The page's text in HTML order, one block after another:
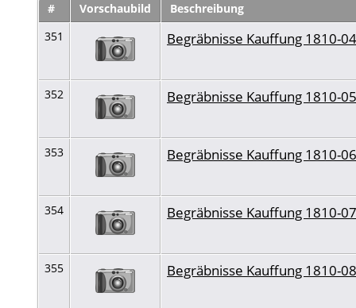
# Vorschaubild Beschreibung
351
Begräbnisse Kauffung 1810-04
352 Begräbnisse Kauffung 1810-05
353 Begräbnisse Kauffung 1810-06
354 Begräbnisse Kauffung 1810-07
355 Begräbnisse Kauffung 1810-08